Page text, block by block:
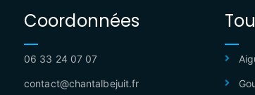
Coordonnées
06 33 24 07 07
contact@chantalbejuit.fr